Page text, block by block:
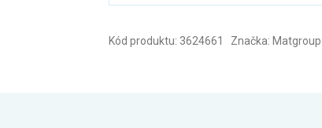
Kód produktu: 3624661 Značka: Matgroup